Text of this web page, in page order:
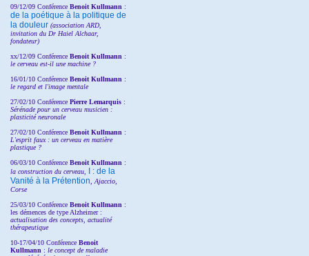
09/12/09 Conférence Benoit Kullmann :
de la poétique à la politique de
la douleur (association ARD,
invitation du Dr Haiel Alchaar,
fondateur)
xx/12/09 Conférence Benoit Kullmann :
le cerveau est-il une machine ?
16/01/10 Conférence Benoit Kullmann :
le regard et l'image mentale
27/02/10 Conférence Pierre Lemarquis :
Sérénade pour un cerveau musicien :
plasticité neuronale
27/02/10 Conférence Benoit Kullmann :
L'esprit faux : un cerveau en matière
plastique ?
06/03/10 Conférence Benoit Kullmann :
la construction du cerveau,
I : de la
Vanité à la Prétention , Ajaccio,
Corse
25/03/10 Conférence Benoit Kullmann :
les démences de type Alzheimer :
actualisation des concepts, actualité
thérapeutique
10-17/04/10 Conférence Benoit
Kullmann : le concept de maladie